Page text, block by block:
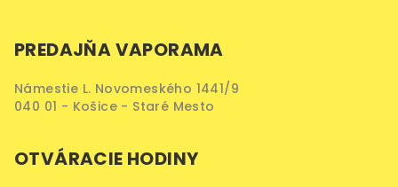
PREDAJŇA VAPORAMA
Námestie L. Novomeského 1441/9
040 01 - Košice - Staré Mesto
OTVÁRACIE HODINY